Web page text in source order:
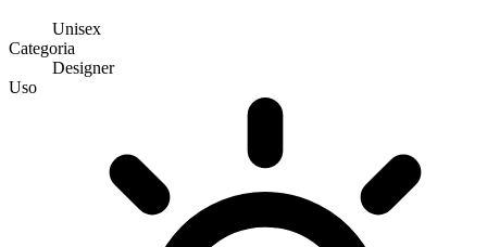
Unisex
Categoria
Designer
Uso